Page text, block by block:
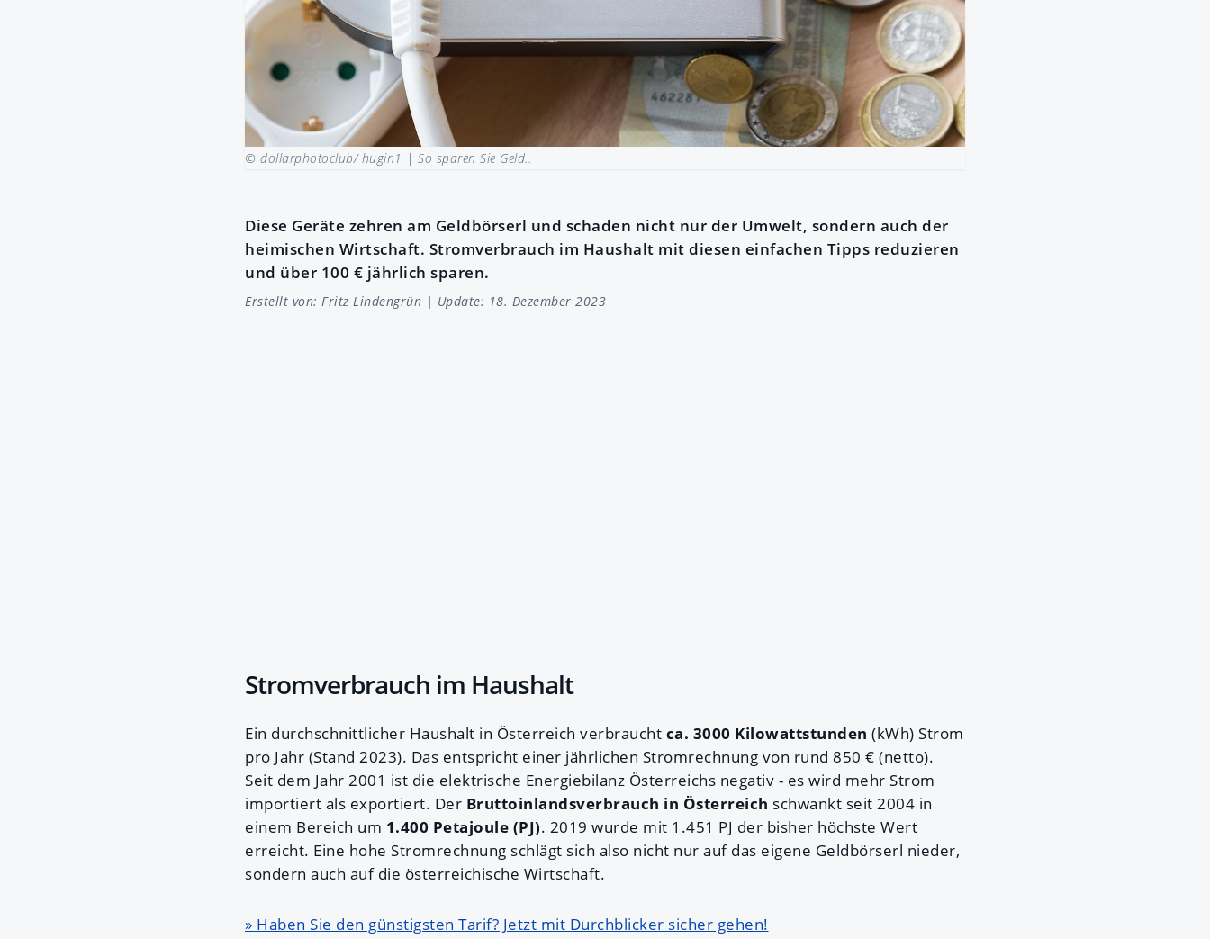
© dollarphotoclub/ hugin1 | So sparen Sie Geld..
Diese Geräte zehren am Geldbörserl und schaden nicht nur der Umwelt, sondern auch der
heimischen Wirtschaft. Stromverbrauch im Haushalt mit diesen einfachen Tipps reduzieren
und über 100 € jährlich sparen.
Erstellt von: Fritz Lindengrün | Update: 18. Dezember 2023
Stromverbrauch im Haushalt
Ein durchschnittlicher Haushalt in Österreich verbraucht ca. 3000 Kilowattstunden (kWh) Strom
pro Jahr (Stand 2023). Das entspricht einer jährlichen Stromrechnung von rund 850 € (netto).
Seit dem Jahr 2001 ist die elektrische Energiebilanz Österreichs negativ - es wird mehr Strom
importiert als exportiert. Der Bruttoinlandsverbrauch in Österreich schwankt seit 2004 in
einem Bereich um 1.400 Petajoule (PJ). 2019 wurde mit 1.451 PJ der bisher höchste Wert
erreicht. Eine hohe Stromrechnung schlägt sich also nicht nur auf das eigene Geldbörserl nieder,
sondern auch auf die österreichische Wirtschaft.
» Haben Sie den günstigsten Tarif? Jetzt mit Durchblicker sicher gehen!